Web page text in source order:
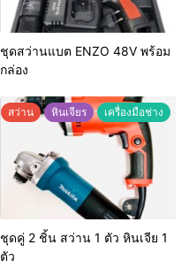
ชุดสว่านแบต ENZO 48V พร้อม
กล่อง
สว่าน หินเจียร เครื่องมือช่าง
ชุดคู่ 2 ชิ้น สว่าน 1 ตัว หินเจีย 1
ตัว